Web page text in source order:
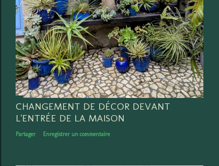
CHANGEMENT DE DÉCOR DEVANT
L'ENTRÉE DE LA MAISON
Partager Enregistrer un commentaire